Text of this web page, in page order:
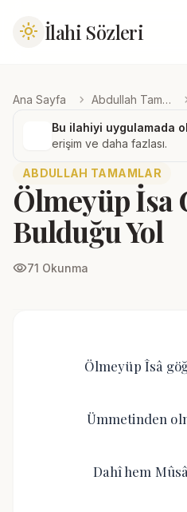
light_mode İlahi Sözleri
Ana Sayfa chevron_right Abdullah Tamamlar
Bu ilahiyi uygulamada
erişim ve daha fazlası.
ABDULLAH TAMAMLAR
Ölmeyüp İsa
Bulduğu Yol
visibility71 Okunma
Ölmeyüp Îsâ
Ümmetinden
Dahî hem